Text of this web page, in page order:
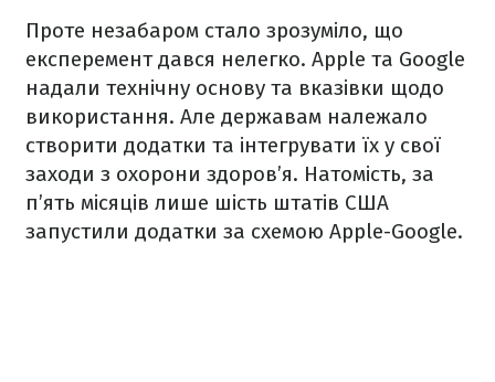
Проте незабаром стало зрозуміло, що
експеремент дався нелегко. Apple та Google
надали технічну основу та вказівки щодо
використання. Але державам належало
створити додатки та інтегрувати їх у свої
заходи з охорони здоров’я. Натомість, за
п’ять місяців лише шість штатів США
запустили додатки за схемою Apple-Google.